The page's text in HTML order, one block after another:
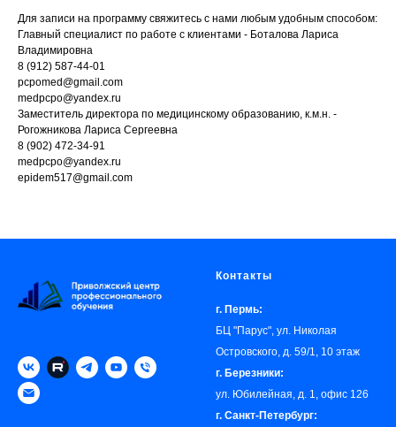
Для записи на программу свяжитесь с нами любым удобным способом:
Главный специалист по работе с клиентами - Боталова Лариса
Владимировна
8 (912) 587-44-01
pcpomed@gmail.com
medpcpo@yandex.ru
Заместитель директора по медицинскому образованию, к.м.н. -
Рогожникова Лариса Сергеевна
8 (902) 472-34-91
medpcpo@yandex.ru
epidem517@gmail.com
Контакты
г. Пермь:
БЦ "Парус", ул. Николая
Островского, д. 59/1, 10 этаж
г. Березники:
ул. Юбилейная, д. 1, офис 126
г. Санкт-Петербург: